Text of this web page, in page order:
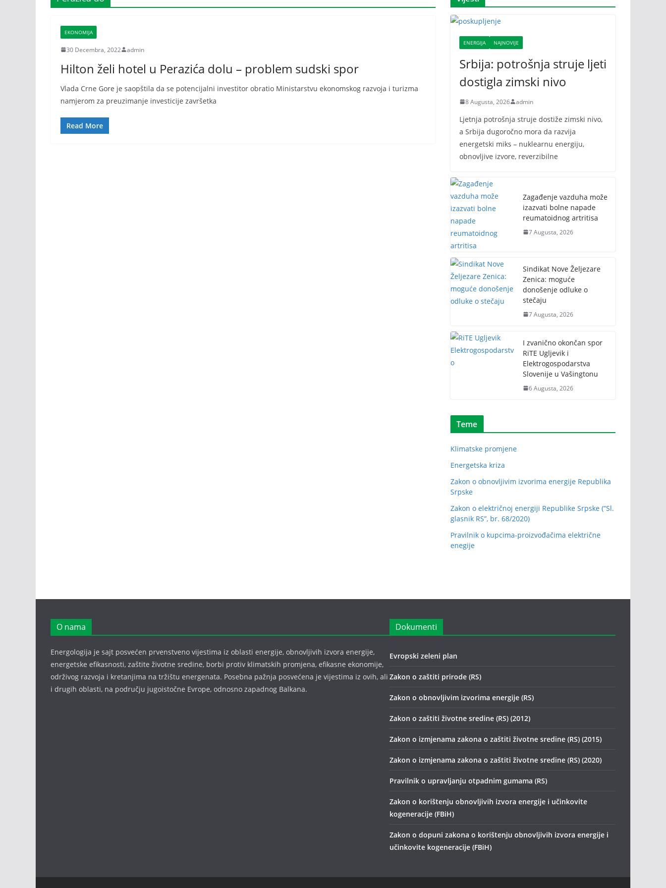
EKONOMIJA
30 Decembra, 2022 admin
Hilton želi hotel u Perazića dolu – problem sudski spor
Vlada Crne Gore je saopštila da se potencijalni investitor obratio Ministarstvu ekonomskog razvoja i turizma
namjerom za preuzimanje investicije završetka
Read More
ENERGIJA NAJNOVIJE
Srbija: potrošnja struje ljeti
dostigla zimski nivo
8 Augusta, 2026 admin
Ljetnja potrošnja struje dostiže zimski nivo,
a Srbija dugoročno mora da razvija
energetski miks – nuklearnu energiju,
obnovljive izvore, reverzibilne
Zagađenje vazduha može
izazvati bolne napade
reumatoidnog artritisa
7 Augusta, 2026
Sindikat Nove Željezare
Zenica: moguće
donošenje odluke o
stečaju
7 Augusta, 2026
I zvanično okončan spor
RiTE Ugljevik i
Elektrogospodarstva
Slovenije u Vašingtonu
6 Augusta, 2026
Teme
Klimatske promjene
Energetska kriza
Zakon o obnovljivim izvorima energije Republika
Srpske
Zakon o električnoj energiji Republike Srpske (“Sl.
glasnik RS”, br. 68/2020)
Pravilnik o kupcima-proizvođačima električne
enegije
O nama
Energologija je sajt posvećen prvenstveno vijestima iz oblasti energije, obnovljivih izvora energije,
energetske efikasnosti, zaštite životne sredine, borbi protiv klimatskih promjena, efikasne ekonomije,
održivog razvoja i kretanjima na tržištu energenata. Posebna pažnja posvećena je vijestima iz ovih, ali
i drugih oblasti, na području jugoistočne Evrope, odnosno zapadnog Balkana.
Dokumenti
Evropski zeleni plan
Zakon o zaštiti prirode (RS)
Zakon o obnovljivim izvorima energije (RS)
Zakon o zaštiti životne sredine (RS) (2012)
Zakon o izmjenama zakona o zaštiti životne sredine (RS) (2015)
Zakon o izmjenama zakona o zaštiti životne sredine (RS) (2020)
Pravilnik o upravljanju otpadnim gumama (RS)
Zakon o korištenju obnovljivih izvora energije i učinkovite
kogeneracije (FBiH)
Zakon o dopuni zakona o korištenju obnovljivih izvora energije i
učinkovite kogeneracije (FBiH)